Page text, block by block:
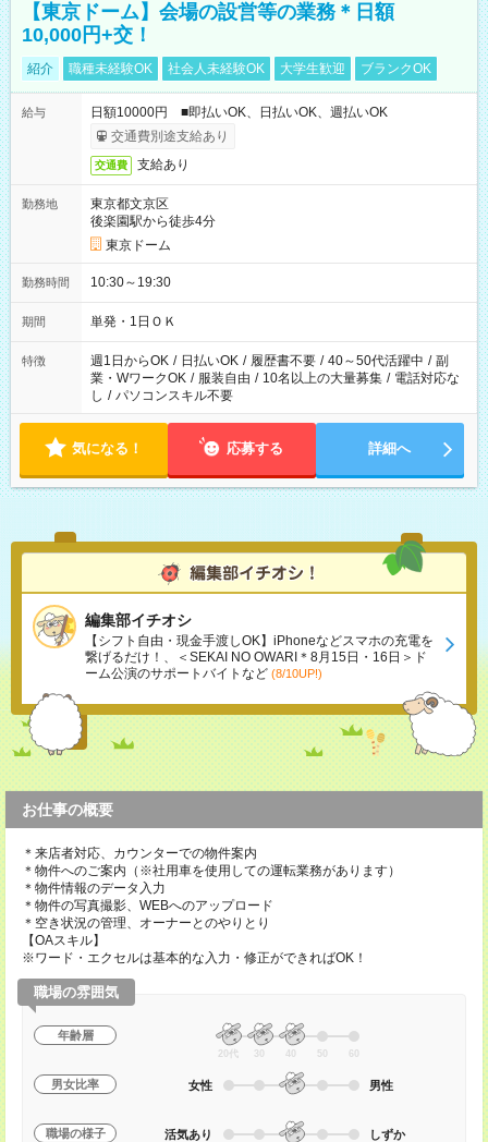
【東京ドーム】会場の設営等の業務＊日額
10,000円+交！
紹介 職種未経験OK 社会人未経験OK 大学生歓迎 ブランクOK
給与
日額10000円 ■即払いOK、日払いOK、週払いOK
交通費別途支給あり
交通費 支給あり
勤務地
東京都文京区
後楽園駅から徒歩4分
東京ドーム
勤務時間 10:30～19:30
期間 単発・1日ＯＫ
特徴 週1日からOK / 日払いOK / 履歴書不要 / 40～50代活躍中 / 副
業・WワークOK / 服装自由 / 10名以上の大量募集 / 電話対応な
し / パソコンスキル不要
気になる！ 応募する 詳細へ
編集部イチオシ
【シフト自由・現金手渡しOK】iPhoneなどスマホの充電を
繋げるだけ！、＜SEKAI NO OWARI＊8月15日・16日＞ド
ーム公演のサポートバイトなど (8/10UP!)
お仕事の概要
＊来店者対応、カウンターでの物件案内
＊物件へのご案内（※社用車を使用しての運転業務があります）
＊物件情報のデータ入力
＊物件の写真撮影、WEBへのアップロード
＊空き状況の管理、オーナーとのやりとり
【OAスキル】
※ワード・エクセルは基本的な入力・修正ができればOK！
職場の雰囲気
年齢層
20代 30 40 50 60
男女比率 女性 男性
職場の様子 活気あり しずか